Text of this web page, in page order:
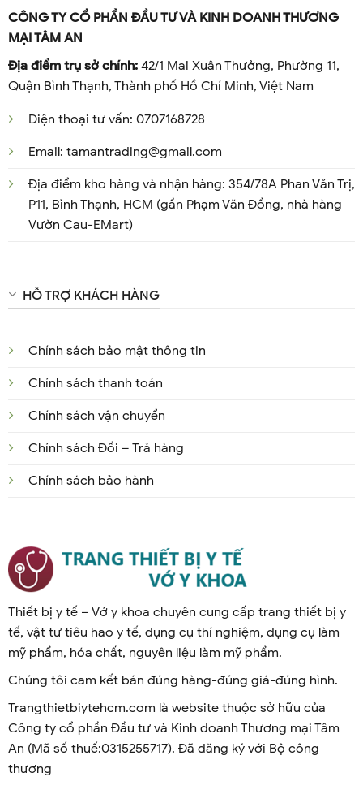
CÔNG TY CỔ PHẦN ĐẦU TƯ VÀ KINH DOANH THƯƠNG
MẠI TÂM AN
Địa điểm trụ sở chính:42/1 Mai Xuân Thưởng, Phường 11,
Quận Bình Thạnh, Thành phố Hồ Chí Minh, Việt Nam
Điện thoại tư vấn: 0707168728
Email: tamantrading@gmail.com
Địa điểm kho hàng và nhận hàng: 354/78A Phan Văn Trị,
P11, Bình Thạnh, HCM (gần Phạm Văn Đồng, nhà hàng
Vườn Cau-EMart)
HỖ TRỢ KHÁCH HÀNG
Chính sách bảo mật thông tin
Chính sách thanh toán
Chính sách vận chuyển
Chính sách Đổi – Trả hàng
Chính sách bảo hành
Thiết bị y tế – Vớ y khoa chuyên cung cấp trang thiết bị y
tế, vật tư tiêu hao y tế, dụng cụ thí nghiệm, dụng cụ làm
mỹ phẩm, hóa chất, nguyên liệu làm mỹ phẩm.
Chúng tôi cam kết bán đúng hàng-đúng giá-đúng hình.
Trangthietbiytehcm.com là website thuộc sở hữu của
Công ty cổ phần Đầu tư và Kinh doanh Thương mại Tâm
An (Mã số thuế:0315255717). Đã đăng ký với Bộ công
thương